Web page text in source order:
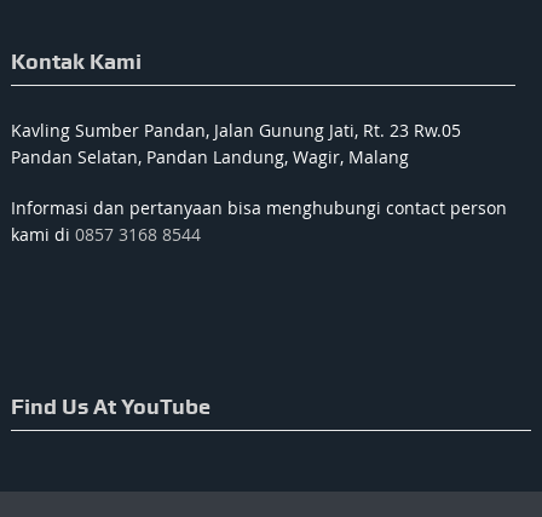
Kontak Kami
Kavling Sumber Pandan, Jalan Gunung Jati, Rt. 23 Rw.05
Pandan Selatan, Pandan Landung, Wagir, Malang
Informasi dan pertanyaan bisa menghubungi contact person
kami di 0857 3168 8544
Find Us At YouTube